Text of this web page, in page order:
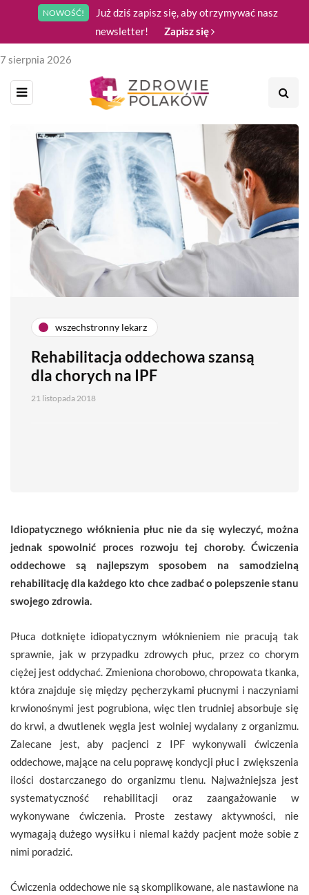
NOWOŚĆ!
Już dziś zapisz się, aby otrzymywać nasz
newsletter!
Zapisz się
7 sierpnia 2026
wszechstronny lekarz
Rehabilitacja oddechowa szansą
dla chorych na IPF
21 listopada 2018
Idiopatycznego włóknienia płuc nie da się wyleczyć, można
jednak spowolnić proces rozwoju tej choroby. Ćwiczenia
oddechowe są najlepszym sposobem na samodzielną
rehabilitację dla każdego kto chce zadbać o polepszenie stanu
swojego zdrowia.
Płuca dotknięte idiopatycznym włóknieniem nie pracują tak
sprawnie, jak w przypadku zdrowych płuc, przez co chorym
ciężej jest oddychać. Zmieniona chorobowo, chropowata tkanka,
która znajduje się między pęcherzykami płucnymi i naczyniami
krwionośnymi jest pogrubiona, więc tlen trudniej absorbuje się
do krwi, a dwutlenek węgla jest wolniej wydalany z organizmu.
Zalecane jest, aby pacjenci z IPF wykonywali ćwiczenia
oddechowe, mające na celu poprawę kondycji płuc i zwiększenia
ilości dostarczanego do organizmu tlenu. Najważniejsza jest
systematyczność rehabilitacji oraz zaangażowanie w
wykonywane ćwiczenia. Proste zestawy aktywności, nie
wymagają dużego wysiłku i niemal każdy pacjent może sobie z
nimi poradzić.
Ćwiczenia oddechowe nie są skomplikowane, ale nastawione na